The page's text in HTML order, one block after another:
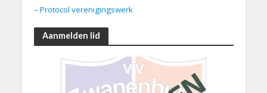
– Protocol verenigingswerk
Aanmelden lid